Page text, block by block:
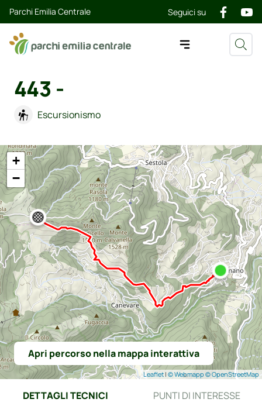
Parchi Emilia Centrale Seguici su
443 -
Escursionismo
Apri percorso nella mappa interattiva
+
−
Leaflet | © Webmapp © OpenStreetMap
DETTAGLI TECNICI PUNTI DI INTERESSE